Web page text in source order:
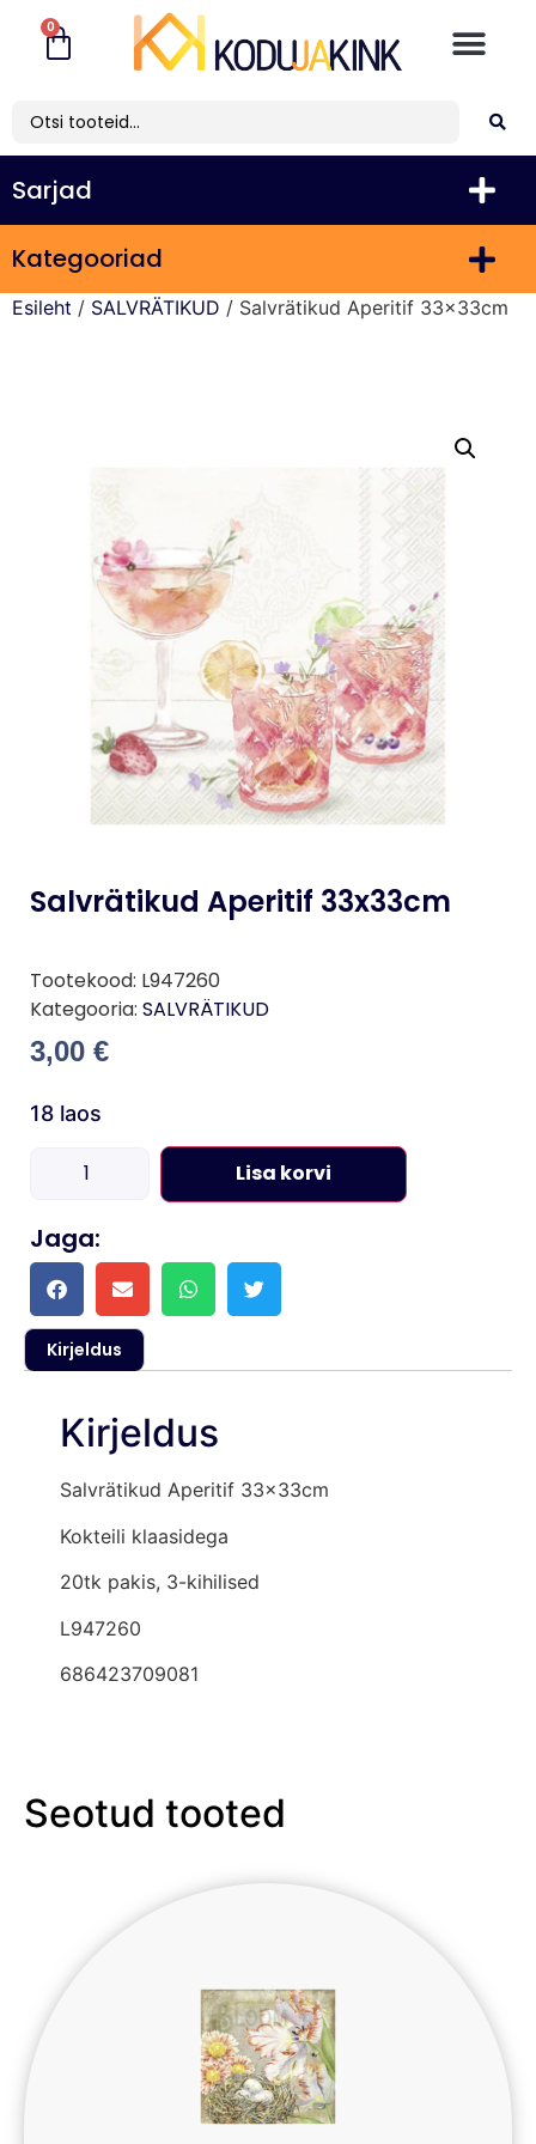
0
Sarjad
Kategooriad
Esileht / SALVRÄTIKUD / Salvrätikud Aperitif 33x33cm
Salvrätikud Aperitif 33x33cm
Tootekood: L947260
Kategooria: SALVRÄTIKUD
3,00 €
18 laos
Lisa korvi
Jaga:
Kirjeldus
Kirjeldus
Salvrätikud Aperitif 33x33cm
Kokteili klaasidega
20tk pakis, 3-kihilised
L947260
686423709081
Seotud tooted